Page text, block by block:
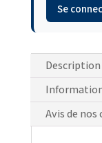
Se
Description
Avis de nos